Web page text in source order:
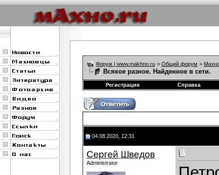
Форум | www.makhno.ru > Общий форум >
Всякое разное. Найденное в сети.
Регистрация Справка
04.08.2020, 12:31
Сергей Шведов
Administrator